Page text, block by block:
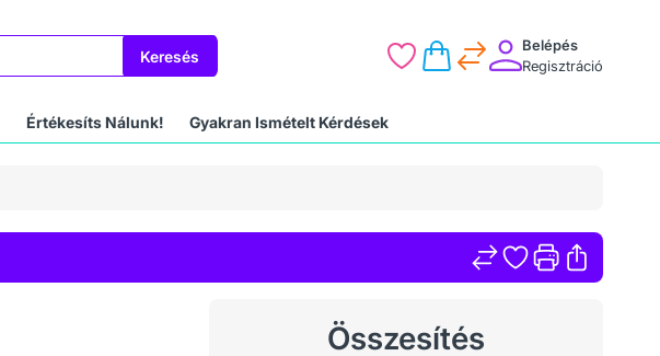
Keresés
Belépés
Regisztráció
Értékesíts Nálunk! Gyakran Ismételt Kérdések
Összesítés